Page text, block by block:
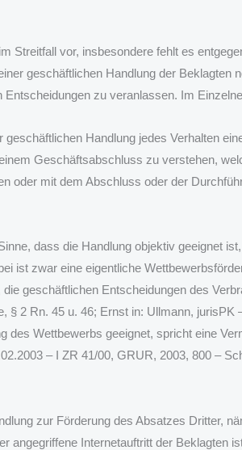
Streitfall vor, insbesondere fehlt es
geschäftlichen Handlung der Beklagten
zu veranlassen. Im
Handlung jedes Verhalten
Geschäftsabschluss zu verstehen,
oder mit dem Abschluss oder der
dass die Handlung objektiv geeignet
ist zwar eine eigentliche
geschäftlichen Entscheidungen des
2 Rn. 45 u. 46; Ernst in: Ullmann, jurisPK
des Wettbewerbs geeignet, spricht eine
– I ZR 41/00, GRUR, 2003, 800 –
zur Förderung des Absatzes Dritter,
angegriffene Internetauftritt der Beklagten